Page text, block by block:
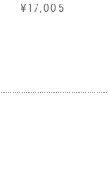
¥17,005